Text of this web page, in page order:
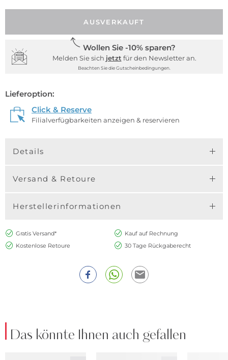
AUSVERKAUFT
Wollen Sie -10% sparen?
Melden Sie sich jetzt für den Newsletter an.
Beachten Sie die Gutscheinbedingungen.
Lieferoption:
Click & Reserve
Filialverfügbarkeiten anzeigen & reservieren
Details
Versand & Retoure
Herstellerinformationen
Gratis Versand*
Kauf auf Rechnung
Kostenlose Retoure
30 Tage Rückgaberecht
Das könnte Ihnen auch gefallen